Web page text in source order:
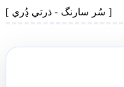
[ سُر سارنگ - ڌرتي ڍُري ]